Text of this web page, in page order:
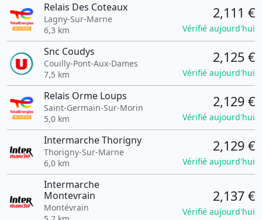
Relais Des Coteaux
Lagny-Sur-Marne
6,3 km
2,111 €
Vérifié aujourd'hui
Snc Coudys
Couilly-Pont-Aux-Dames
7,5 km
2,125 €
Vérifié aujourd'hui
Relais Orme Loups
Saint-Germain-Sur-Morin
5,0 km
2,129 €
Vérifié aujourd'hui
Intermarche Thorigny
Thorigny-Sur-Marne
6,0 km
2,129 €
Vérifié aujourd'hui
Intermarche
Montevrain
Montévrain
2,137 €
Vérifié aujourd'hui